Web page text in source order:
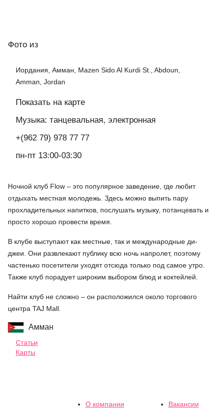
Фото из
Иордания, Амман, Mazen Sido Al Kurdi St., Abdoun,
Amman, Jordan
Показать на карте
Музыка: танцевальная, электронная
+(962 79) 978 77 77
пн-пт 13:00-03:30
Ночной клуб Flow – это популярное заведение, где любит
отдыхать местная молодежь. Здесь можно выпить пару
прохладительных напитков, послушать музыку, потанцевать и
просто хорошо провести время.
В клубе выступают как местные, так и международные ди-
джеи. Они развлекают публику всю ночь напролет, поэтому
частенько посетители уходят отсюда только под самое утро.
Также клуб порадует широким выбором блюд и коктейлей.
Найти клуб не сложно – он расположился около торгового
центра TAJ Mall.
Амман
Статьи
Карты
О компании Вакансии